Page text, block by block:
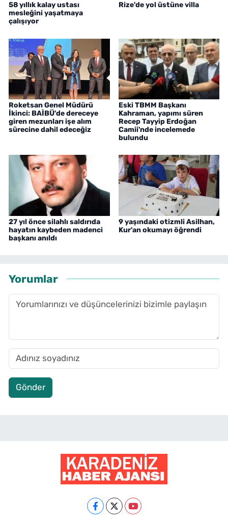
58 yıllık kalay ustası
mesleğini yaşatmaya
çalışıyor
Rize'de yol üstüne villa
Roketsan Genel Müdürü
İkinci: BAİBÜ'de dereceye
giren mezunları işe alım
sürecine dahil edeceğiz
Eski TBMM Başkanı
Kahraman, yapımı süren
Recep Tayyip Erdoğan
Camii'nde incelemede
bulundu
27 yıl önce silahlı saldırıda
hayatın kaybeden madenci
başkanı anıldı
9 yaşındaki otizmli Asilhan,
Kur'an okumayı öğrendi
Yorumlar
Gönder